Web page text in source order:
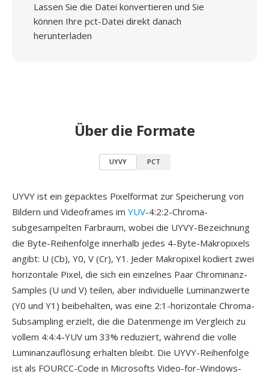
Lassen Sie die Datei konvertieren und Sie
können Ihre pct-Datei direkt danach
herunterladen
Über die Formate
UYVY PCT
UYVY ist ein gepacktes Pixelformat zur Speicherung von
Bildern und Videoframes im YUV-4:2:2-Chroma-
subgesampelten Farbraum, wobei die UYVY-Bezeichnung
die Byte-Reihenfolge innerhalb jedes 4-Byte-Makropixels
angibt: U (Cb), Y0, V (Cr), Y1. Jeder Makropixel kodiert zwei
horizontale Pixel, die sich ein einzelnes Paar Chrominanz-
Samples (U und V) teilen, aber individuelle Luminanzwerte
(Y0 und Y1) beibehalten, was eine 2:1-horizontale Chroma-
Subsampling erzielt, die die Datenmenge im Vergleich zu
vollem 4:4:4-YUV um 33% reduziert, während die volle
Luminanzauflösung erhalten bleibt. Die UYVY-Reihenfolge
ist als FOURCC-Code in Microsofts Video-for-Windows-